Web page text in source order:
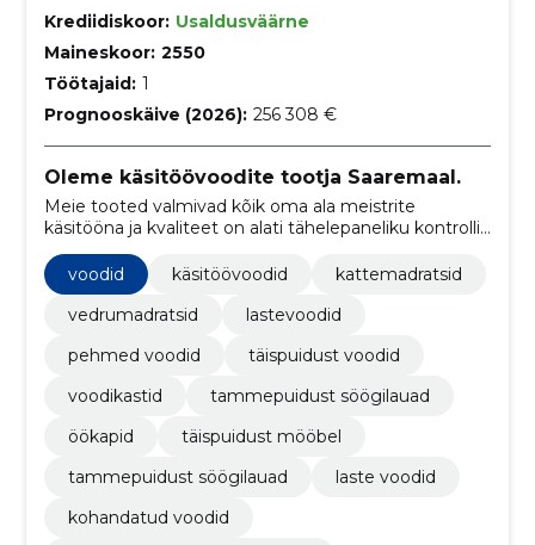
Krediidiskoor: Usaldusväärne
Maineskoor: 2550
Töötajaid: 1
Prognooskäive (2026): 256 308 €
Oleme käsitöövoodite tootja Saaremaal.
Meie tooted valmivad kõik oma ala meistrite
käsitööna ja kvaliteet on alati tähelepaneliku kontrolli
all. Toodede disaini ja pildid teeme alati 100% ise.
voodid
käsitöövoodid
kattemadratsid
vedrumadratsid
lastevoodid
pehmed voodid
täispuidust voodid
voodikastid
tammepuidust söögilauad
öökapid
täispuidust mööbel
tammepuidust söögilauad
laste voodid
kohandatud voodid